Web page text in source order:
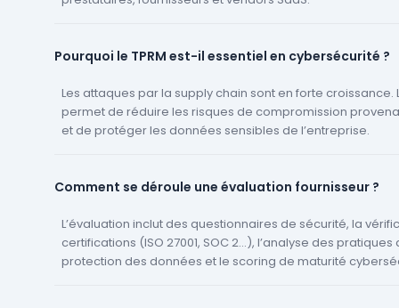
Pourquoi le TPRM est-il essentiel en cybersécurité ?
Les attaques par la supply chain sont en forte croissance.
permet de réduire les risques de compromission
et de protéger les données sensibles de l’entreprise.
Comment se déroule une évaluation fournisseur ?
L’évaluation inclut des questionnaires de sécurité, la
certifications (ISO 27001, SOC 2…), l’analyse des pratiques
protection des données et le scoring de maturité